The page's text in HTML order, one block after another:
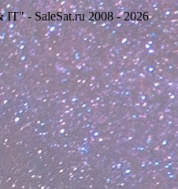
- SaleSat.ru 2008 - 2026